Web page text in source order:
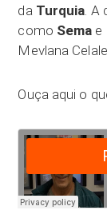
da Turquia. A
como Sema e
Mevlana
Ouça aqui o